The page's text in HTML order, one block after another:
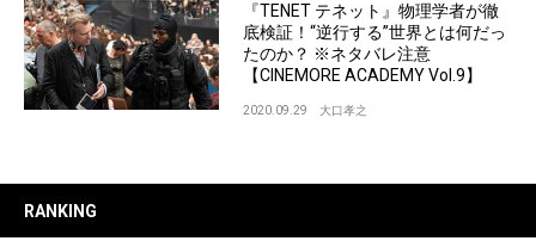
『TENET テネット』物理学者が徹
底検証！“逆行する”世界とは何だっ
たのか？ ※ネタバレ注意
【CINEMORE ACADEMY Vol.9】
2020.09.29 大口孝之
RANKING